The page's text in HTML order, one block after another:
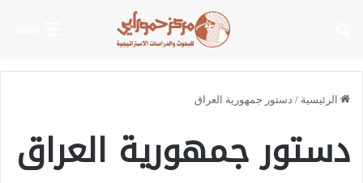
الرئيسية / دستور جمهورية العراق
دستور جمهورية العراق